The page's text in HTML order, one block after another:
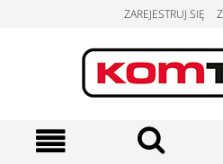
ZAREJESTRUJ SIĘ